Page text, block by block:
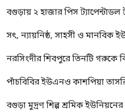
বগুড়ায় ২ হাজার পিস ট্যাপেন্টাডল
সৎ, ন্যায়নিষ্ঠ, সাহসী ও মানবিক
নরসিংদীর শিবপুরে তিনটি গরুকে
পাঁচবিবির ইউএনও কাশপিয়া
বগুড়া মুদ্রণ শিল্প শ্রমিক